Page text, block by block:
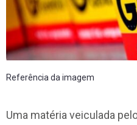
Referência da imagem
Uma matéria veiculada